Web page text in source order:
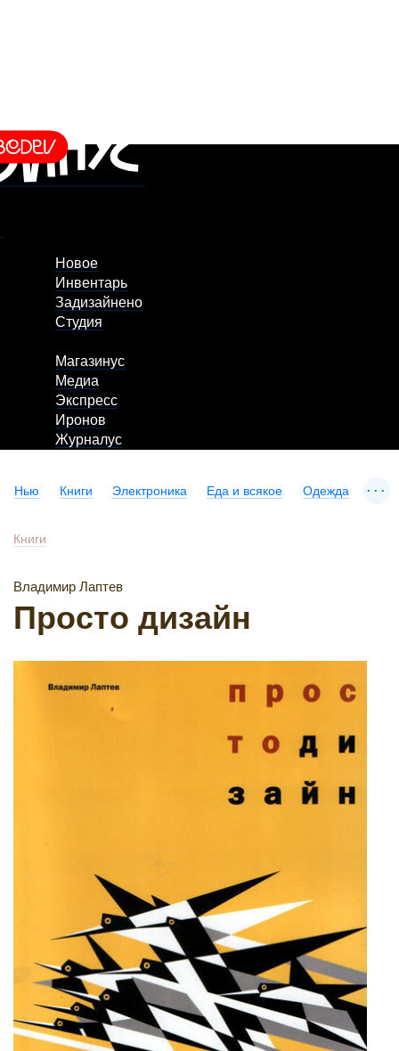
Новое
Инвентарь
Задизайнено
Студия
Магазинус
Медиа
Экспресс
Иронов
Журналус
Нью Книги Электроника Еда и всякое Одежда ...
Книги
Владимир Лаптев
Просто дизайн